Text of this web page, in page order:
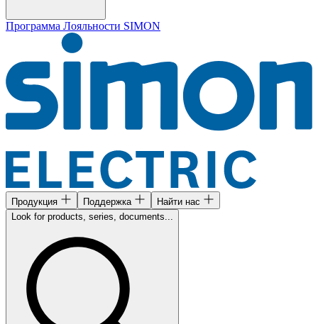
Программа Лояльности SIMON
Продукция Поддержка
Найти нас
Look for products, series, documents...